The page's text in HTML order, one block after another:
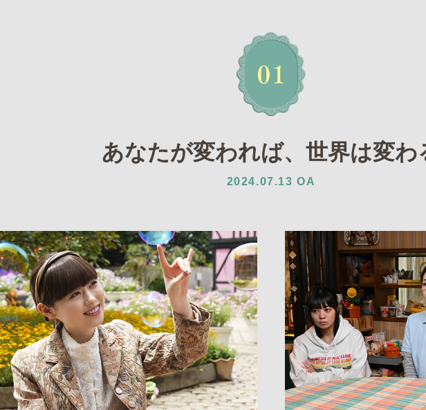
あなたが変われば、 世界は変わ
2024.07.13 OA